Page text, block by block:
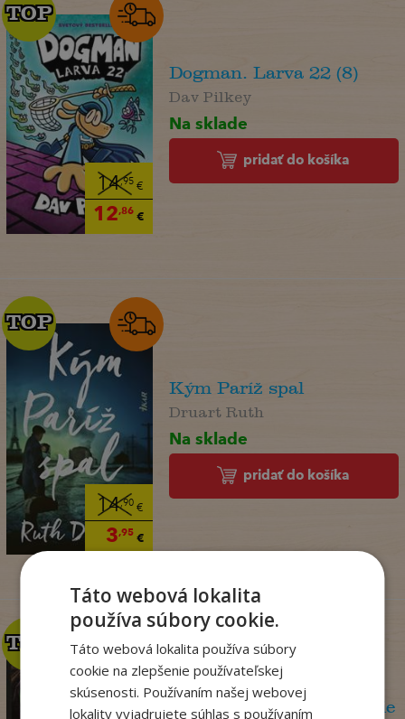
14,95€
12,86€
TOP
TOP
Dogman. Larva 22 (8)
Dav Pilkey
Na sklade
pridať do košíka
14,90€
3,95€
TOP
TOP
Kým Paríž spal
Druart Ruth
Na sklade
pridať do košíka
TOP
TOP
Olej a mramor, 2. vydanie
Táto webová lokalita
používa súbory cookie.
Táto webová lokalita používa súbory
cookie na zlepšenie používateľskej
skúsenosti. Používaním našej webovej
lokality vyjadrujete súhlas s používaním